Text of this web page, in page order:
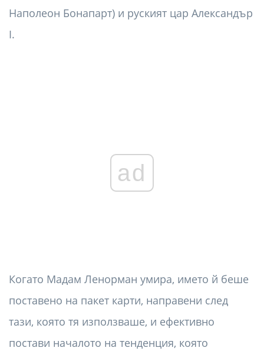
Наполеон Бонапарт) и руският цар Александър
I.
ad
Когато Мадам Ленорман умира, името й беше
поставено на пакет карти, направени след
тази, която тя използваше, и ефективно
постави началото на тенденция, която